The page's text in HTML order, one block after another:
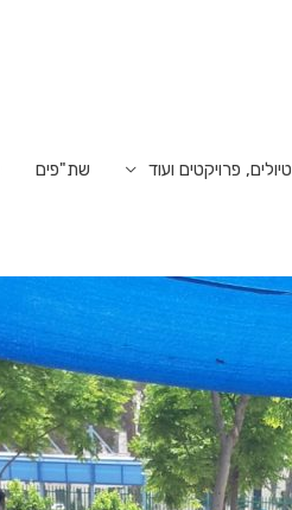
טיולים, פרויקטים ועוד שת"פים